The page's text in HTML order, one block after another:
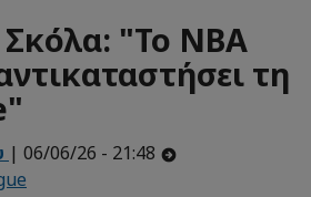
"Το NBA
τη
| 06/06/26 - 21:48